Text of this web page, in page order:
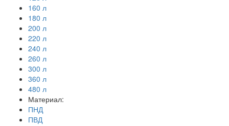
160 л
180 л
200 л
220 л
240 л
260 л
300 л
360 л
480 л
Материал:
ПНД
ПВД